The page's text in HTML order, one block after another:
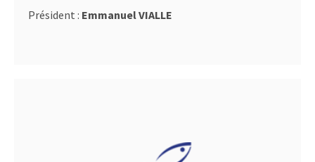
Président : Emmanuel VIALLE